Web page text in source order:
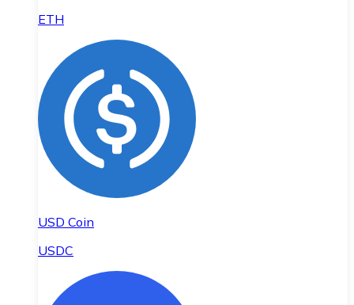
ETH
USD Coin
USDC